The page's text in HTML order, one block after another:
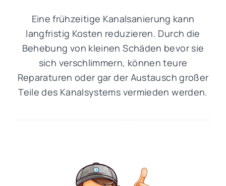
Eine frühzeitige Kanalsanierung kann
langfristig Kosten reduzieren. Durch die
Behebung von kleinen Schäden bevor sie
sich verschlimmern, können teure
Reparaturen oder gar der Austausch großer
Teile des Kanalsystems vermieden werden.